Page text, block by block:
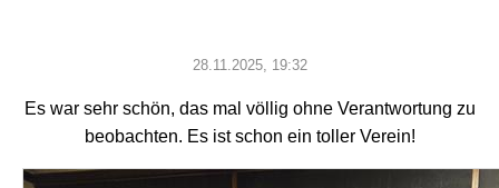
28.11.2025, 19:32
Es war sehr schön, das mal völlig ohne Verantwortung zu
beobachten. Es ist schon ein toller Verein!